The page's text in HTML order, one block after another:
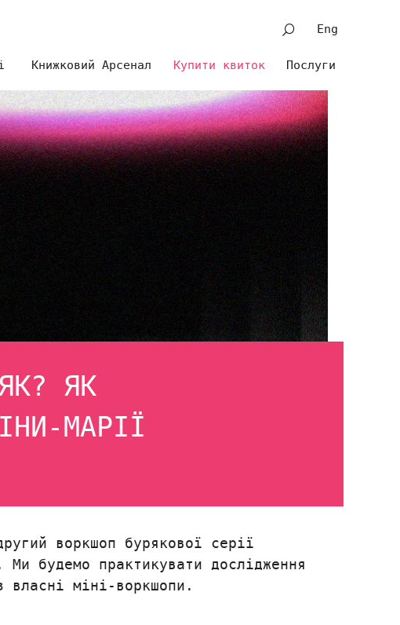
Eng
Книжковий Арсенал Послуги
Купити квиток
ЯК
МАРІЇ
воркшоп бурякової серії
будемо практикувати дослідження
власні міні-воркшопи.